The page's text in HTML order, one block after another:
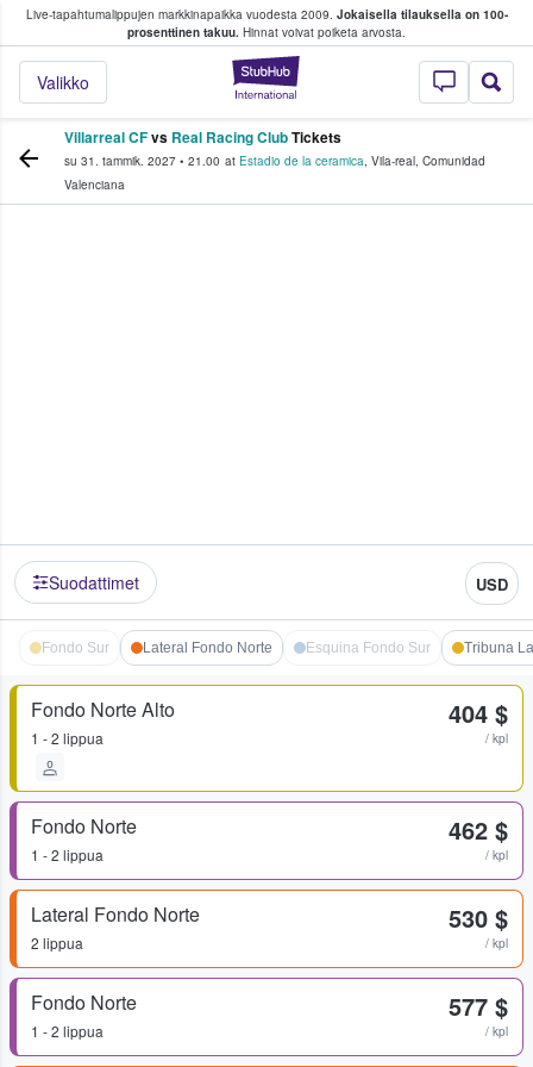
Live-tapahtumalippujen markkinapaikka vuodesta 2009. Jokaisella tilauksella on 100-
prosenttinen takuu. Hinnat voivat poiketa arvosta.
StubHub -
Valikko
fanit ostavat ja myyvät lippuja
Villarreal CFvs Real Racing ClubTickets
su 31. tammik. 2027 • 21.00 at Estadio de la ceramica, Vila-real, Comunidad
Valenciana
Suodattimet USD
Fondo Sur Lateral Fondo Norte Esquina Fondo Sur Tribuna
Fondo Norte Alto
1 - 2 lippua
404 $
/ kpl
Fondo Norte
1 - 2 lippua
462 $
/ kpl
Lateral Fondo Norte
2 lippua
530 $
/ kpl
Fondo Norte
1 - 2 lippua
577 $
/ kpl